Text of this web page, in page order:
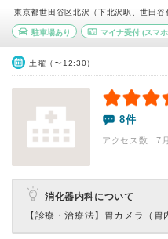
東京都世田谷区北沢（下北沢駅、世田谷
駐車場あり マイナ受付(スマ
土曜（〜12:30）
8件
アクセス数 7
消化器内科について
【診療・治療法】 胃カメラ（胃